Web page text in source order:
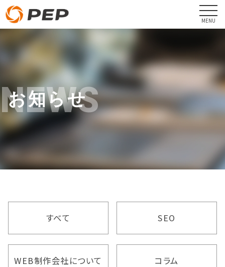
NEWS
お知らせ
すべて SEO
WEB制作会社について コラム